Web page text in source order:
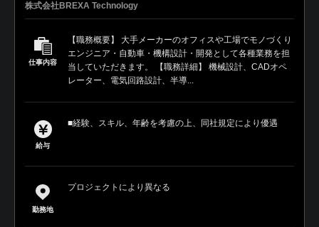
株式会社BREXA Technology
仕事内容
【職務概要】 大手メーカーのオフィスや工場でモノづくり
エンジニア・自動車・機構設計・開発として各種業務を担
当していただきます。 【職務詳細】 機械設計、CADオペ
レーター、電気回路設計、半導...
給与
■経験、スキル、年齢を考慮の上、同社規定により優遇
勤務地
プロジェクトにより異なる